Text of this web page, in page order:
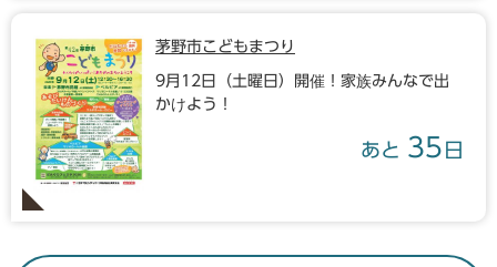
茅野市こどもまつり
9月12日（土曜日）開催！家族みんなで出
かけよう！
あと 35 日